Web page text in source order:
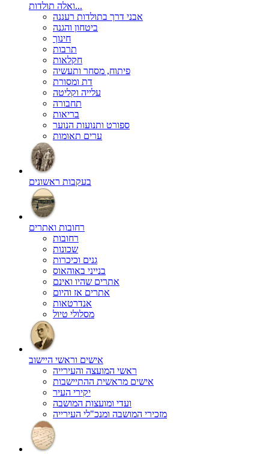
ואלה תולדות...
אבני דרך בתולדות רעננה
ביטחון והגנה
חינוך
תרבות
חקלאות
פיתוח, מסחר ותעשיה
דת ומסורת
עלייה וקליטה
תחבורה
בריאות
ספורט ותנועות הנוער
ערים תאומות
בעקבות ראשונים
רחובות ואתרים
רחובות
שכונות
גנים וכיכרות
בנייני באוהאוס
אתרים שהיו ואינם
אתרים אז והיום
אנדרטאות
מסלולי טיול
אישים וראשי היישוב
ראשי המועצה והעירייה
אישים מראשית ההתיישבות
יקירי העיר
ועדי ומועצות המושבה
מזכירי המושבה ומנכ"לי העירייה